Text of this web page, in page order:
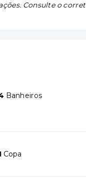
Consulte o
Banheiros
Copa